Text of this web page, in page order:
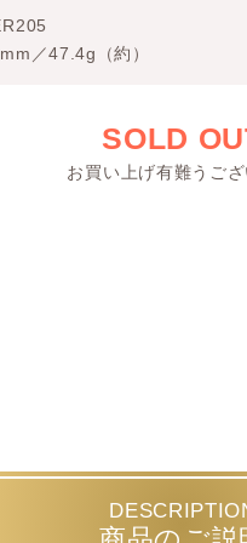
／47.4g（約）
SOLD
お買い上げ有難うご